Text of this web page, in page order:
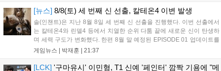
었...
[뉴스] 8/8(토) 세 번째 신 선출, 칼테온4 이변 발생
솔(인챈트)은 지난 8월 8일 세 번째 신 선출을 진행했다. 이번 선출에서
는 칼테온4와 린델4 등에서 치열한 순위 다툼 끝에 새로운 신이 탄생하
며 세력 구도가 변화했다. 한편 8월 말 예정된 EPISODE 01 업데이트를
통해 월드 콘텐츠가 추가될 예정이며, 이를 통해 추후 주신 및 절대신에
더욱 가속화될 전망이다....
게임뉴스 | 박재훈 | 21:37
[LCK] '구마유시' 이민형, T1 신예 '페인터' 깜짝 기용에 "메